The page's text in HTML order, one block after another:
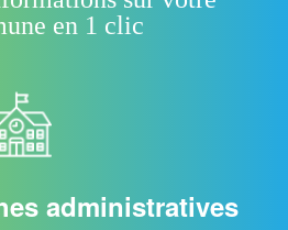
en 1 clic
administratives